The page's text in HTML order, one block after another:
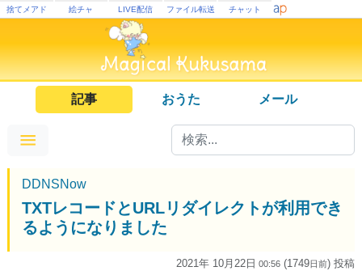
捨てメアド 絵チャ LIVE配信 ファイル転送 チャット
記事 おうた メール
DDNSNow
TXTレコードとURLリダイレクトが利用でき
るようになりました
2021年 10月22日 00:56 (1749日前) 投稿